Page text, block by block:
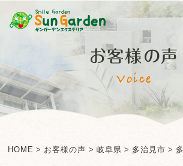
お客様の声
Voice
HOME > お客様の声 > 岐阜県 > 多治見市 >